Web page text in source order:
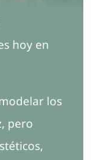
hoy en
los
pero